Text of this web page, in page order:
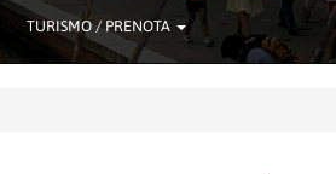
TURISMO / PRENOTA